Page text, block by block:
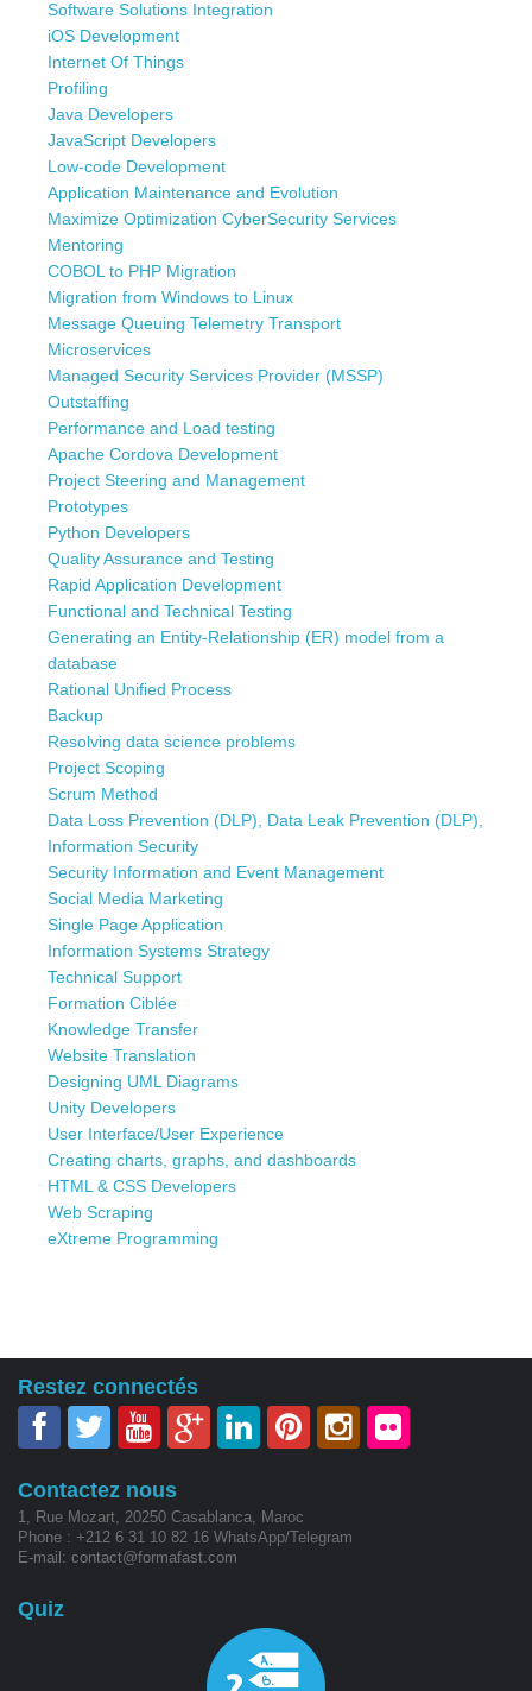
Software Solutions Integration
iOS Development
Internet Of Things
Profiling
Java Developers
JavaScript Developers
Low-code Development
Application Maintenance and Evolution
Maximize Optimization CyberSecurity Services
Mentoring
COBOL to PHP Migration
Migration from Windows to Linux
Message Queuing Telemetry Transport
Microservices
Managed Security Services Provider (MSSP)
Outstaffing
Performance and Load testing
Apache Cordova Development
Project Steering and Management
Prototypes
Python Developers
Quality Assurance and Testing
Rapid Application Development
Functional and Technical Testing
Generating an Entity-Relationship (ER) model from a
database
Rational Unified Process
Backup
Resolving data science problems
Project Scoping
Scrum Method
Data Loss Prevention (DLP), Data Leak Prevention (DLP),
Information Security
Security Information and Event Management
Social Media Marketing
Single Page Application
Information Systems Strategy
Technical Support
Formation Ciblée
Knowledge Transfer
Website Translation
Designing UML Diagrams
Unity Developers
User Interface/User Experience
Creating charts, graphs, and dashboards
HTML & CSS Developers
Web Scraping
eXtreme Programming
Restez connectés
Contactez nous
1, Rue Mozart, 20250 Casablanca, Maroc
Phone : +212 6 31 10 82 16 WhatsApp/Telegram
E-mail: contact@formafast.com
Quiz